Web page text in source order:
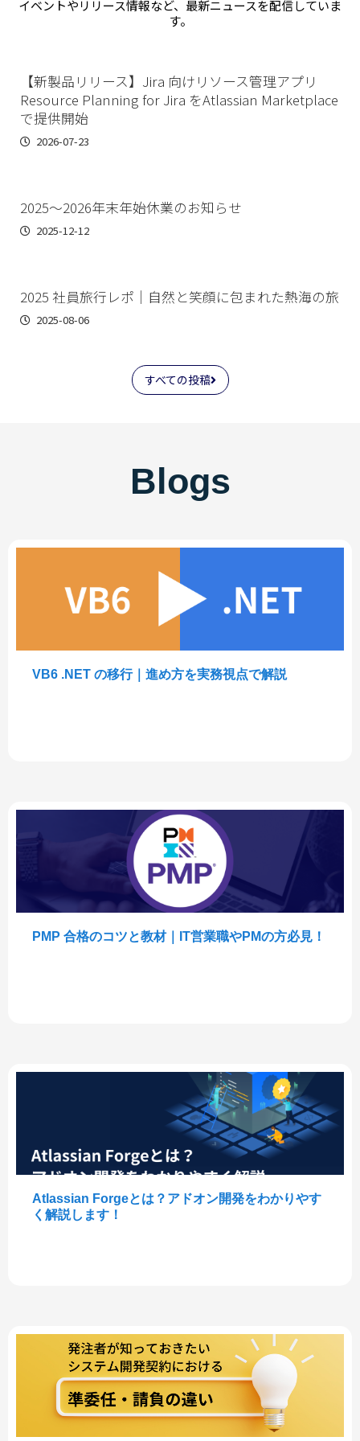
イベントやリリース情報など、最新ニュースを配信していま
す。
【新製品リリース】Jira 向けリソース管理アプリ
Resource Planning for Jira をAtlassian Marketplace
で提供開始
2026-07-23
2025〜2026年末年始休業のお知らせ
2025-12-12
2025 社員旅行レポ｜自然と笑顔に包まれた熱海の旅
2025-08-06
すべての投稿
Blogs
VB6 .NET の移行｜進め方を実務視点で解説
PMP 合格のコツと教材｜IT営業職やPMの方必見！
Atlassian Forgeとは？アドオン開発をわかりやす
く解説します！